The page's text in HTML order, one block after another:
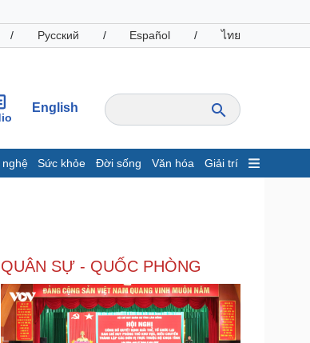
/ Русский / Español / ไทย
English
Sức khỏe Đời sống Văn hóa Giải trí
Chứng khoán
Giá cà phê
Công nghệ
QUÂN SỰ - QUỐC PHÒNG